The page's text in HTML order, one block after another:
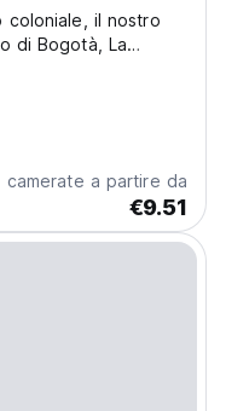
il nostro
di Bogotà, La
culturale
a piedi da siti di
camerate a partire da
€9.51